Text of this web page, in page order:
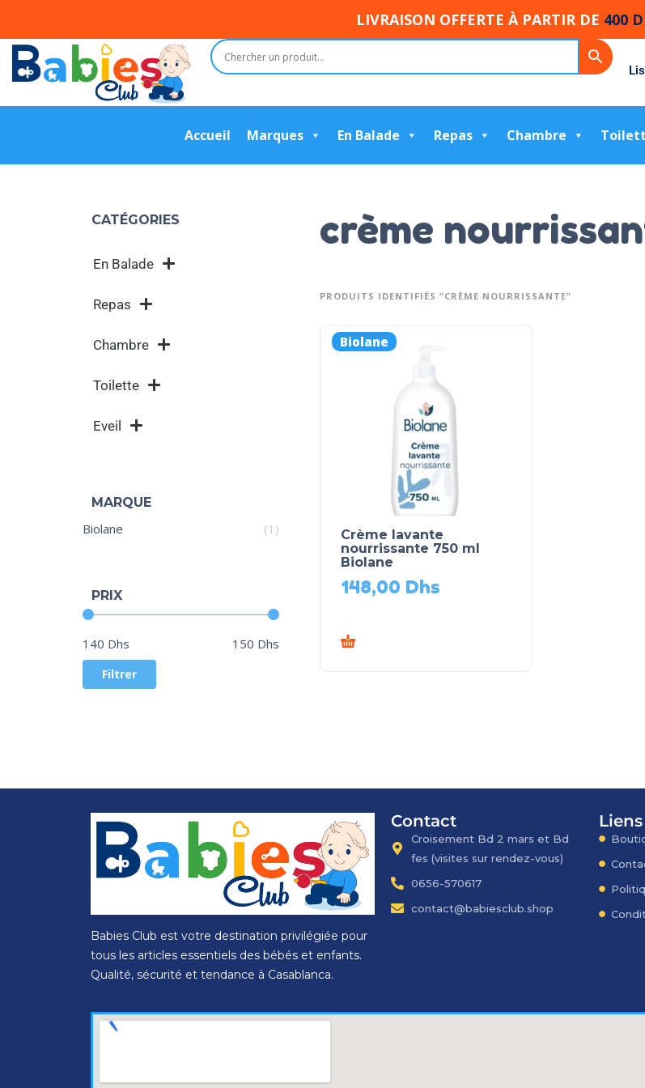
LIVRAISON OFFERTE À PARTIR DE 400
Accueil Marques En Balade Repas Chambre
CATÉGORIES
En Balade
Repas
Chambre
Toilette
Eveil
MARQUE
Biolane (1)
PRIX
Filtrer
140 Dhs 150 Dhs
crème
PRODUITS IDENTIFIÉS “CRÈME NOURRISSANTE”
Biolane
Crème lavante
nourrissante 750 ml
Biolane
148,00 Dhs
Babies Club est votre destination privilégiée pour
tous les articles essentiels des bébés et enfants.
Qualité, sécurité et tendance à Casablanca.
Contact
Croisement Bd 2 mars et Bd
fes​ (visites sur rendez-vous)
0656-570617
contact@babiesclub.shop